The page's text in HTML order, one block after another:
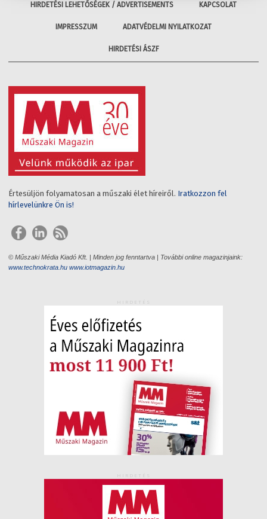
HIRDETÉSI LEHETŐSÉGEK / ADVERTISEMENTS KAPCSOLAT
IMPRESSZUM ADATVÉDELMI NYILATKOZAT
HIRDETÉSI ÁSZF
Értesüljön folyamatosan a műszaki élet híreiről. Iratkozzon fel
hírlevelünkre Ön is!
© Műszaki Média Kiadó Kft. | Minden jog fenntartva | További online magazinjaink:
www.technokrata.hu www.iotmagazin.hu
HIRDETÉS
HIRDETÉS